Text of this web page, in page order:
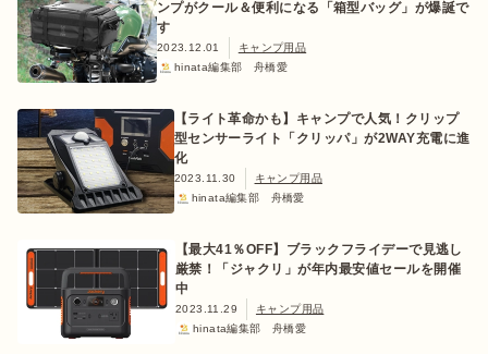
ンプがクール＆便利になる「箱型バッグ」が爆誕で
す
2023.12.01
キャンプ用品
hinata編集部 舟橋愛
【ライト革命かも】キャンプで人気！クリップ
型センサーライト「クリッパ」が2WAY充電に進
化
2023.11.30
キャンプ用品
hinata編集部 舟橋愛
【最大41％OFF】ブラックフライデーで見逃し
厳禁！「ジャクリ」が年内最安値セールを開催
中
2023.11.29
キャンプ用品
hinata編集部 舟橋愛